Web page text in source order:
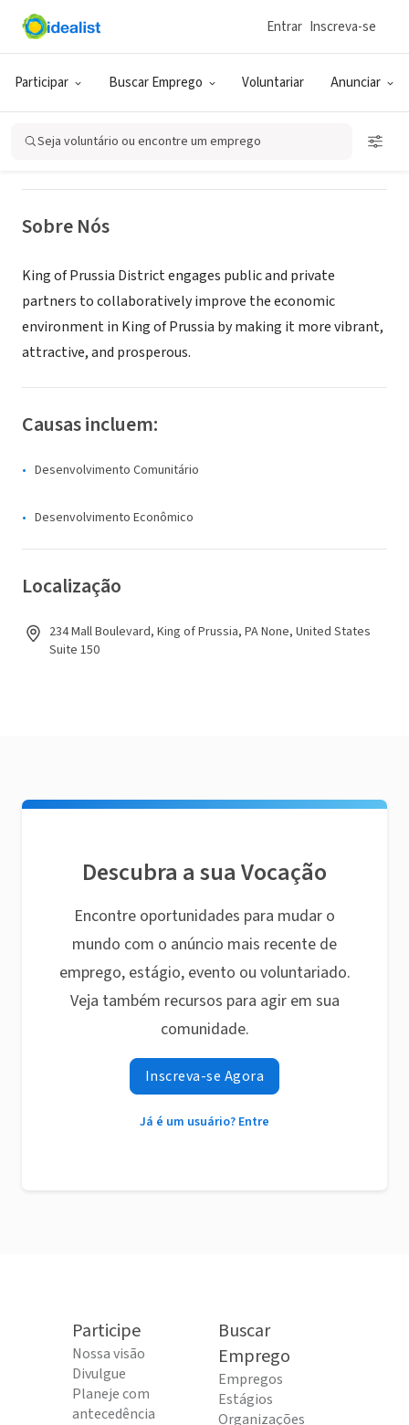
Participar Buscar Emprego Voluntariar Anunciar
Entrar Inscreva-se
Seja voluntário ou encontre um emprego
ONG (SETOR SOCIAL)
King of Prussia District
Sobre Nós
King of Prussia District engages public and private
partners to collaboratively improve the economic
environment in King of Prussia by making it more vibrant,
attractive, and prosperous.
Causas incluem:
Desenvolvimento Comunitário
Desenvolvimento Econômico
Localização
234 Mall Boulevard, King of Prussia, PA None, United States
Suite 150
Descubra a sua Vocação
Encontre oportunidades para mudar o
mundo com o anúncio mais recente de
emprego, estágio, evento ou voluntariado.
Veja também recursos para agir em sua
comunidade.
Inscreva-se Agora
Já é um usuário? Entre
Participe
Nossa visão
Divulgue
Planeje com
antecedência
Buscar
Emprego
Empregos
Estágios
Organizações